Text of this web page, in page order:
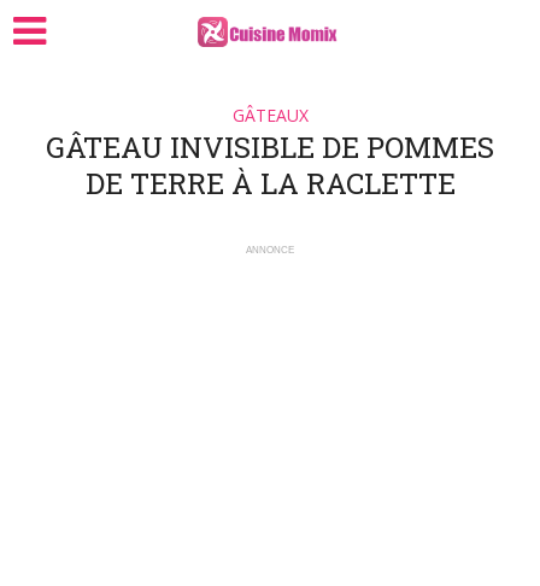
GÂTEAUX
GÂTEAU INVISIBLE DE POMMES
DE TERRE À LA RACLETTE
ANNONCE